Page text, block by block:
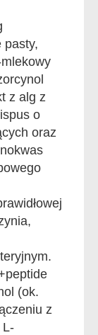
pasty,
z alg z
o
oraz
(ok.
z
L-